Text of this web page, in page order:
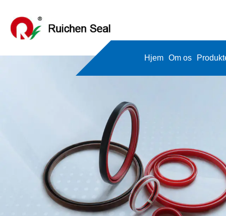
Hjem Om os